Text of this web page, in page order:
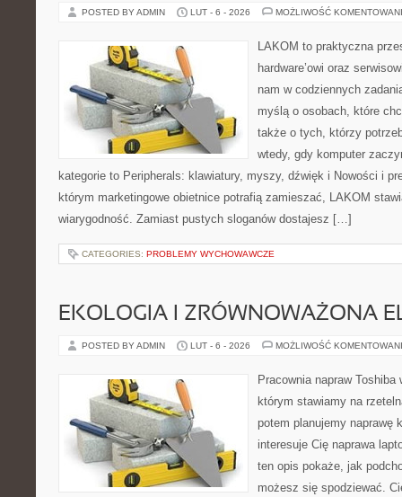
POSTED BY ADMIN LUT - 6 - 2026 MOŻLIWOŚĆ
LAKOM to praktyczna
hardware’owi oraz
nam w codziennych
myślą o osobach, które
także o tych, którzy
wtedy, gdy komputer
kategorie to Peripherals: klawiatury, myszy, dźwięk i Nowości i
którym marketingowe obietnice potrafią zamieszać, LAKOM
wiarygodność. Zamiast pustych sloganów dostajesz […]
CATEGORIES: PROBLEMY WYCHOWAWCZE
EKOLOGIA I ZRÓWNOWAŻONA
POSTED BY ADMIN LUT - 6 - 2026 MOŻLIWOŚĆ
Pracownia napraw
którym stawiamy na
potem planujemy naprawę
interesuje Cię naprawa
ten opis pokaże, jak
możesz się spodziewać.